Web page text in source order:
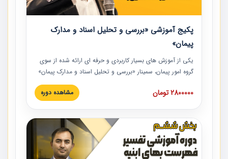
پکیج آموزشی «بررسی و تحلیل اسناد و مدارک
پیمان»
یکی از آموزش‏‏‏‏‏‏ های بسیار کاربردی و حرفه‏ ای ارائه شده از سوی
گروه امور پیمان، سمینار «بررسی و تحلیل اسناد و مدارک پیمان»
است که در دانشگاه صنعتی شریف ارائه شد. در این آموزش
نکات کلیدی مربوط به اسناد و مدارک پیمان، اولویت بندی اسناد
پیمان به همراه تجربیات عملی در این خصوص ارائه شده است.
2800000 تومان مشاهده دوره